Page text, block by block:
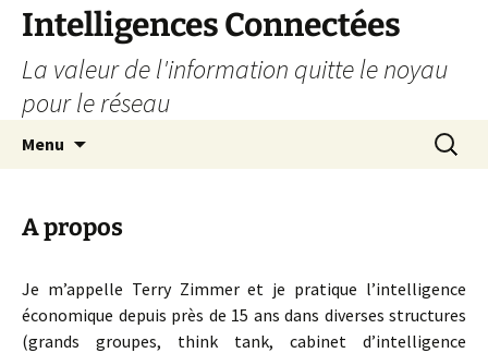
Aller
contenu
Intelligences Connectées
La valeur de l'information quitte le noyau
pour le réseau
Menu
A propos
Je m’appelle Terry Zimmer et je pratique l’intelligence
économique depuis près de 15 ans dans diverses structures
(grands groupes, think tank, cabinet d’intelligence